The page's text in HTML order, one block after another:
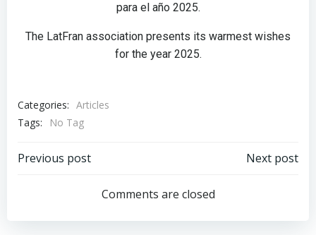
para el año 2025.
The LatFran association presents its warmest wishes
for the year 2025.
Categories: Articles
Tags:
No Tag
Previous post Next post
Comments are closed